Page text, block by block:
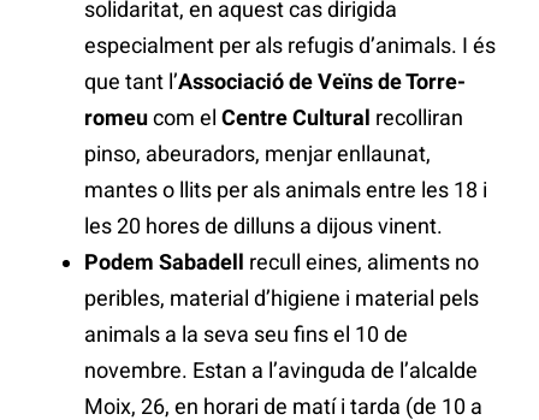
solidaritat, en aquest cas dirigida
especialment per als refugis d’animals. I és
que tant l’Associació de Veïns de Torre-
romeucom el Centre Cultural recolliran
pinso, abeuradors, menjar enllaunat,
mantes o llits per als animals entre les 18 i
les 20 hores de dilluns a dijous vinent.
Podem Sabadell recull eines, aliments no
peribles, material d’higiene i material pels
animals a la seva seu fins el 10 de
novembre. Estan a l’avinguda de l’alcalde
Moix, 26, en horari de matí i tarda (de 10 a